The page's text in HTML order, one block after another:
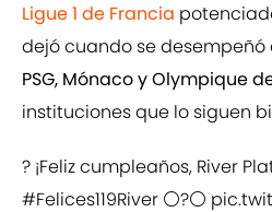
Ligue 1 de Francia
dejó cuando se
PSG, Mónaco y Olympique
instituciones que lo siguen
? ¡Feliz cumpleaños, River
#Felices119River ⚪?⚪